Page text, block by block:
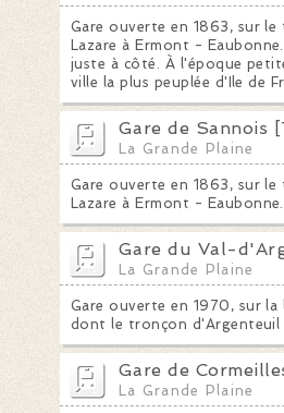
Gare ouverte en 1863, sur
Lazare à Ermont -
juste à côté. À l'époque
ville la plus peuplée d'Ile de
Gare de Sannois
La Grande Plaine
Gare ouverte en 1863, sur
Lazare à Ermont - Eaubonne.
Gare du Val-
La Grande Plaine
Gare ouverte en 1970, sur
dont le tronçon d'Argenteuil
Gare de
La Grande Plaine